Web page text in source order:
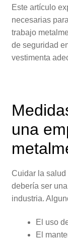
Este artículo
necesarias
trabajo
de seguridad
vestimenta
una
Cuidar la
debería ser
industria.
El uso
El